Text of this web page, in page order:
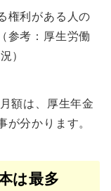
権利がある人の
参考：厚生労働
）
額は、厚生年金
分かります。
は最多